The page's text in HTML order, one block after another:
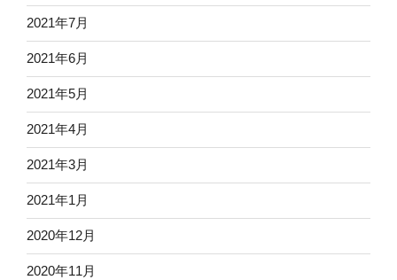
2021年7月
2021年6月
2021年5月
2021年4月
2021年3月
2021年1月
2020年12月
2020年11月